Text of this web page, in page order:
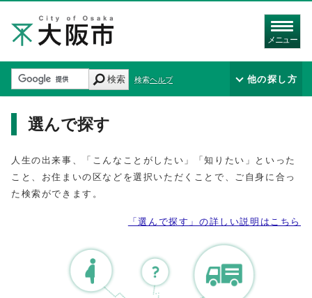
メニュー
検索 検索ヘルプ 他の探し方
選んで探す
人生の出来事、「こんなことがしたい」「知りたい」といった
こと、お住まいの区などを選択いただくことで、ご自身に合っ
た検索ができます。
「選んで探す」の詳しい説明はこちら